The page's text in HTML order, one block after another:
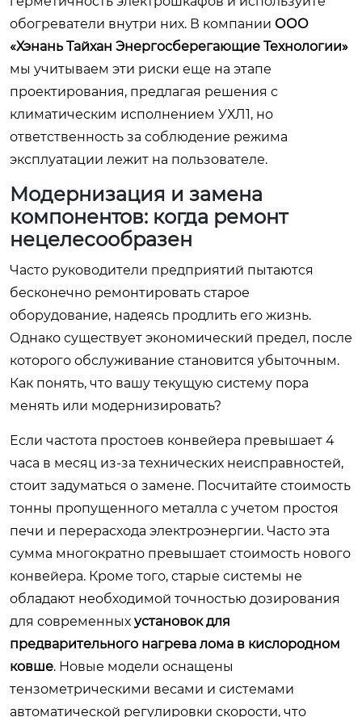
обогреватели внутри них. В компании ООО
«Хэнань Тайхан Энергосберегающие Технологии»
мы учитываем эти риски еще на этапе
проектирования, предлагая решения с
климатическим исполнением УХЛ1, но
ответственность за соблюдение режима
эксплуатации лежит на пользователе.
Модернизация и замена
компонентов: когда ремонт
нецелесообразен
Часто руководители предприятий пытаются
бесконечно ремонтировать старое
оборудование, надеясь продлить его жизнь.
Однако существует экономический предел, после
которого обслуживание становится убыточным.
Как понять, что вашу текущую систему пора
менять или модернизировать?
Если частота простоев конвейера превышает 4
часа в месяц из-за технических неисправностей,
стоит задуматься о замене. Посчитайте стоимость
тонны пропущенного металла с учетом простоя
печи и перерасхода электроэнергии. Часто эта
сумма многократно превышает стоимость нового
конвейера. Кроме того, старые системы не
обладают необходимой точностью дозирования
для современных установок для
предварительного нагрева лома в кислородном
ковше. Новые модели оснащены
тензометрическими весами и системами
автоматической регулировки скорости, что